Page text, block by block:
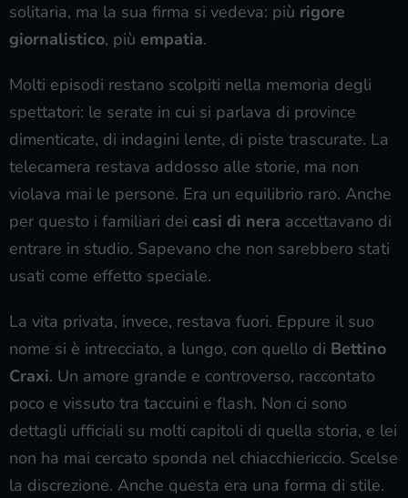
solitaria, ma la sua firma si vedeva: più rigore
giornalistico, più empatia.
Molti episodi restano scolpiti nella memoria degli
spettatori: le serate in cui si parlava di province
dimenticate, di indagini lente, di piste trascurate. La
telecamera restava addosso alle storie, ma non
violava mai le persone. Era un equilibrio raro. Anche
per questo i familiari dei casi di nera accettavano di
entrare in studio. Sapevano che non sarebbero stati
usati come effetto speciale.
La vita privata, invece, restava fuori. Eppure il suo
nome si è intrecciato, a lungo, con quello di Bettino
Craxi. Un amore grande e controverso, raccontato
poco e vissuto tra taccuini e flash. Non ci sono
dettagli ufficiali su molti capitoli di quella storia, e lei
non ha mai cercato sponda nel chiacchiericcio. Scelse
la discrezione. Anche questa era una forma di stile.